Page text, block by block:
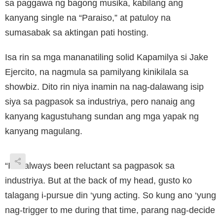
sa paggawa ng bagong musika, kabilang ang
kanyang single na “Paraiso,” at patuloy na
sumasabak sa aktingan pati hosting.
Isa rin sa mga mananatiling solid Kapamilya si Jake
Ejercito, na nagmula sa pamilyang kinikilala sa
showbiz. Dito rin niya inamin na nag-dalawang isip
siya sa pagpasok sa industriya, pero nanaig ang
kanyang kagustuhang sundan ang mga yapak ng
kanyang magulang.
“I’ve always been reluctant sa pagpasok sa
industriya. But at the back of my head, gusto ko
talagang i-pursue din ‘yung acting. So kung ano ‘yung
nag-trigger to me during that time, parang nag-decide